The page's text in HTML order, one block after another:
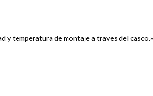
temperatura de montaje a traves del casco.»